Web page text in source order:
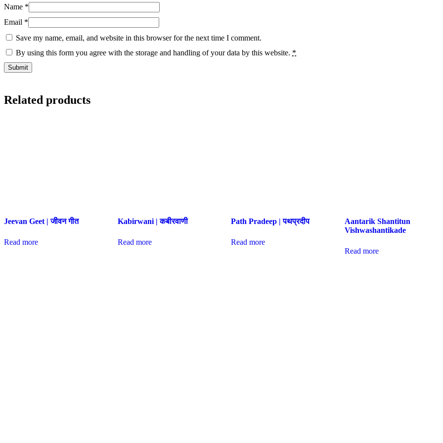
Name *
Email *
Save my name, email, and website in this browser for the next time I comment.
By using this form you agree with the storage and handling of your data by this website. *
Related products
Jeevan Geet | जीवन गीत
Read more
Kabirwani | कबीरवाणी
Read more
Path Pradeep | पथप्रदीप
Read more
Aantarik Shantitun
Vishwashantikade
Read more